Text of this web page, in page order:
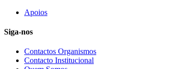
Apoios
Siga-nos
Contactos Organismos
Contacto Institucional